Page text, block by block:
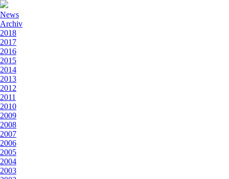
News
Archiv
2018
2017
2016
2015
2014
2013
2012
2011
2010
2009
2008
2007
2006
2005
2004
2003